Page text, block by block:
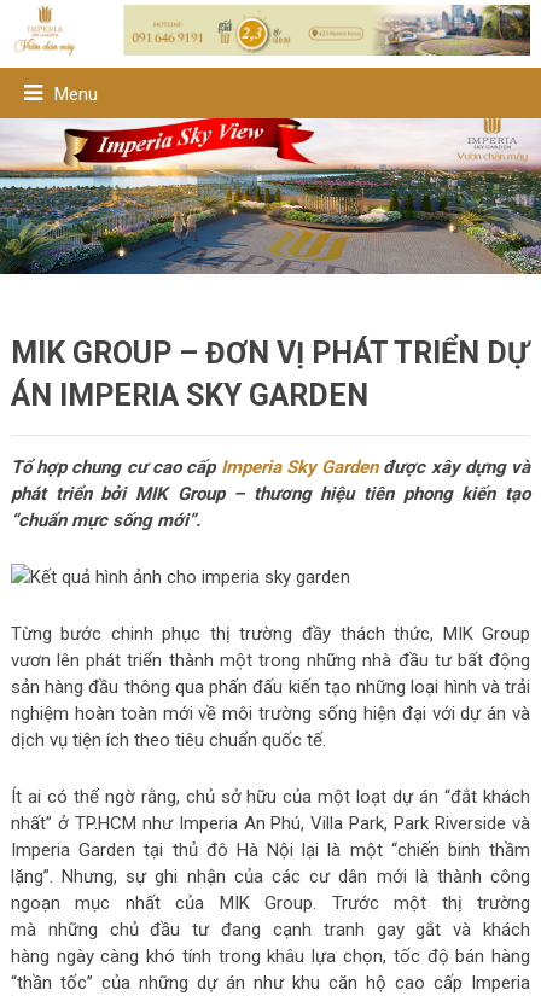
Menu
MIK GROUP – ĐƠN VỊ PHÁT TRIỂN DỰ
ÁN IMPERIA SKY GARDEN
Tổ hợpchung cư cao cấp Imperia Sky Gardenđược xây dựng và
phát triển bởi MIK Group – thương hiệu tiên phong kiến tạo
“chuẩn mực sống mới”.
Từng bước chinh phục thị trường đầy thách thức, MIK Group
vươn lênphát triển thành một trongnhững nhà đầu tư bất động
sản hàng đầu thông qua phấn đấu kiến tạonhững loại hình vàtrải
nghiệm hoàn toàn mới vềmôi trường sống hiện đại vớidự án và
dịch vụ tiện ích theo tiêu chuẩn quốc tế.
Ít ai có thể ngờ rằng, chủ sở hữu củamột loạt dự án “đắt khách
nhất” ởTP.HCM như Imperia An Phú, Villa Park, Park Riverside và
Imperia Gardentại thủ đô Hà Nội lạilà một “chiến binh thầm
lặng”. Nhưng, sự ghi nhận của các cư dân mới làthành công
ngoạn mục nhấtcủa MIK Group. Trước một thị trường
mà những chủ đầu tưđang cạnh tranh gay gắt và khách
hàng ngày càng khó tính trong khâu lựa chọn, tốc độ bán hàng
“thần tốc” của những dự án như khucăn hộ cao cấp Imperia